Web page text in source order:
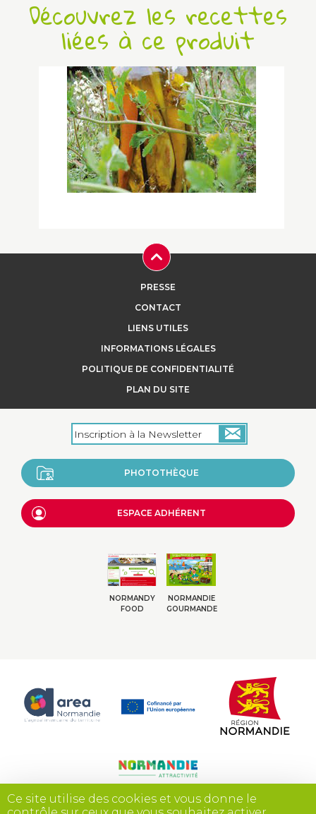
Découvrez les recettes
liées à ce produit
Cuisses de lapin de clapier confites à
+
PRESSE
CONTACT
LIENS UTILES
INFORMATIONS LÉGALES
POLITIQUE DE CONFIDENTIALITÉ
PLAN DU SITE
PHOTOTHÈQUE
ESPACE ADHÉRENT
NORMANDY
FOOD
NORMANDIE
GOURMANDE
Ce site utilise des cookies et vous donne le